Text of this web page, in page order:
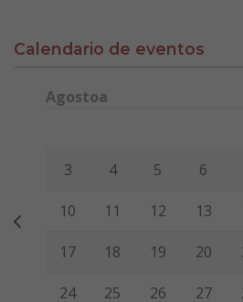
Calendario de eventos
Agostoa
3 4 5 6
10 11 12 13
17 18 19 20
24 25 26 27